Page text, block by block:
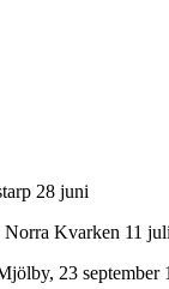
28 juni
Kvarken 11 juli
23 september